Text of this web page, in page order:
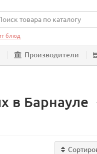
блюд
Производители
в Барнауле